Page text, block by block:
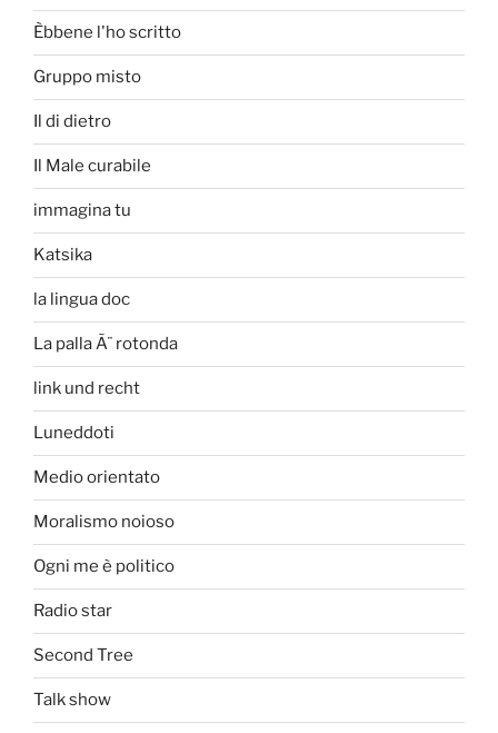
Èbbene l'ho scritto
Gruppo misto
Il di dietro
Il Male curabile
immagina tu
Katsika
la lingua doc
La palla Ã¨ rotonda
link und recht
Luneddoti
Medio orientato
Moralismo noioso
Ogni me è politico
Radio star
Second Tree
Talk show